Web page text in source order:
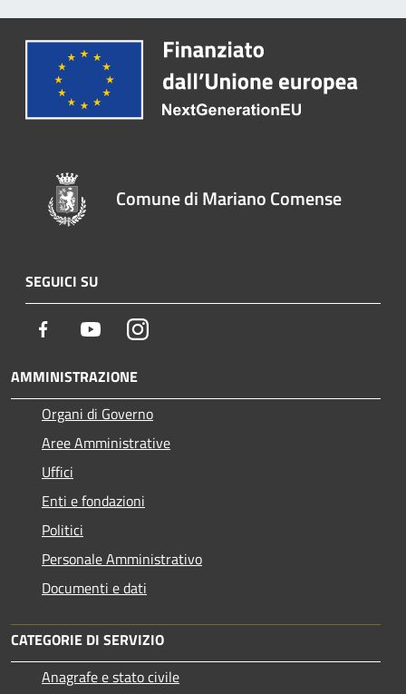
Comune di Mariano Comense
SEGUICI SU
Facebook YoutubeInstagram
AMMINISTRAZIONE
Organi di Governo
Aree Amministrative
Uffici
Enti e fondazioni
Politici
Personale Amministrativo
Documenti e dati
CATEGORIE DI SERVIZIO
Anagrafe e stato civile